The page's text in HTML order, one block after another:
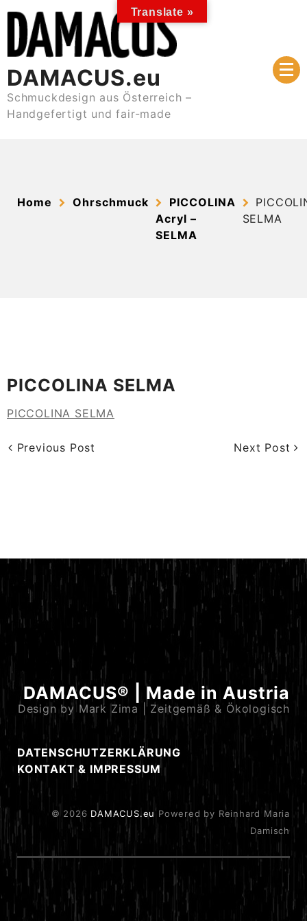
content
DAMACUS.eu
Schmuckdesign aus Österreich –
Handgefertigt und fair-made
Home Ohrschmuck
PICCOLINA
Acryl –
SELMA
SELMA
PICCOLINA SELMA
PICCOLINA SELMA
Previous Post Next Post
DAMACUS® | Made in Austria
Design by Mark Zima | Zeitgemäß & Ökologisch
DATENSCHUTZERKLÄRUNG
KONTAKT & IMPRESSUM
© 2026 DAMACUS.eu Powered by Reinhard Maria
Damisch
Translate »